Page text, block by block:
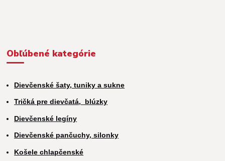
Obľúbené kategórie
Dievčenské šaty, tuniky a sukne
Tričká pre dievčatá, blúzky
Dievčenské legíny
Dievčenské pančuchy, silonky
Košele chlapčenské